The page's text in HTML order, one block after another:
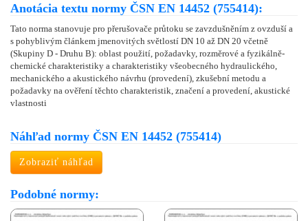
Anotácia textu normy ČSN EN 14452 (755414):
Tato norma stanovuje pro přerušovače průtoku se zavzdušněním z ovzduší a
s pohyblivým článkem jmenovitých světlostí DN 10 až DN 20 včetně
(Skupiny D - Druhu B): oblast použití, požadavky, rozměrové a fyzikálně-
chemické charakteristiky a charakteristiky všeobecného hydraulického,
mechanického a akustického návrhu (provedení), zkušební metodu a
požadavky na ověření těchto charakteristik, značení a provedení, akustické
vlastnosti
Náhľad normy ČSN EN 14452 (755414)
Zobraziť náhľad
Podobné normy: